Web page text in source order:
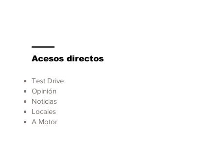
Acesos directos
Test Drive
Opinión
Noticias
Locales
A Motor